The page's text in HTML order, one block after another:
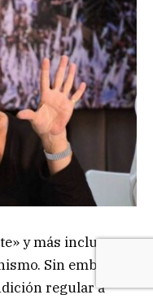
y más incluso en
Sin embargo,
regular a